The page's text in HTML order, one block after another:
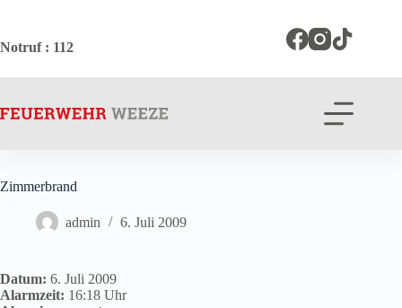
springen
Notruf: 112
Zimmerbrand
admin 6. Juli 2009
Datum: 6. Juli 2009
Alarmzeit: 16:18 Uhr